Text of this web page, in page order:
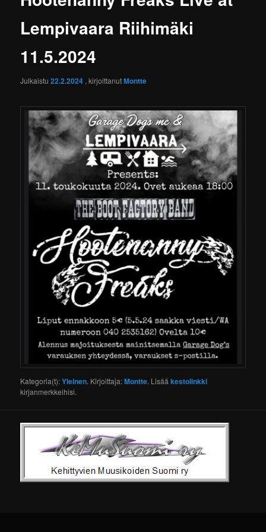
Lempivaara Riihimäki
11.5.2024
Julkaistu22.2.2024 , kirjoittanutMontte
Kategoria(t):Yleinen. Kirjoittaja:Montte. Lisääkestolinkki
kirjanmerkkeihisi.